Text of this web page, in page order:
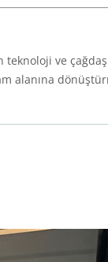
ve
alanına